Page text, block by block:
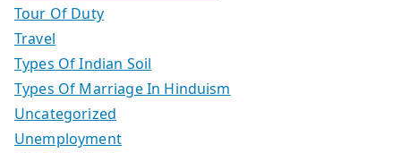
Tour Of Duty
Travel
Types Of Indian Soil
Types Of Marriage In Hinduism
Uncategorized
Unemployment